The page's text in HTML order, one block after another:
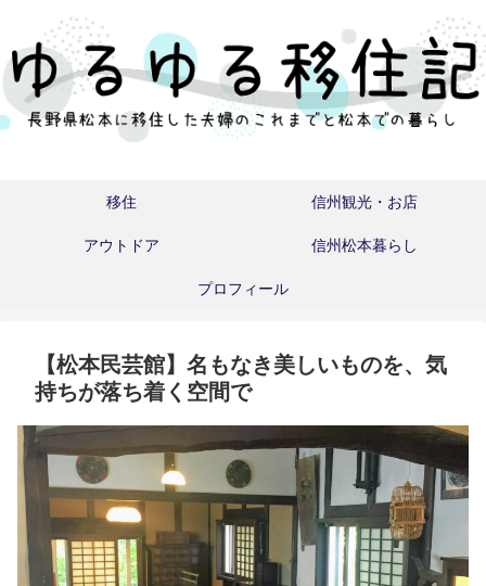
移住 信州観光・お店
アウトドア 信州松本暮らし
プロフィール
【松本民芸館】名もなき美しいものを、気
持ちが落ち着く空間で